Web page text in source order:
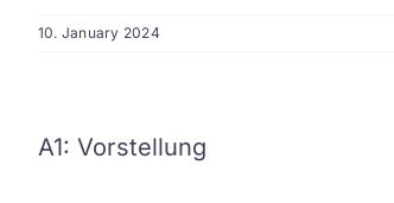
10. January 2024
A1: Vorstellung